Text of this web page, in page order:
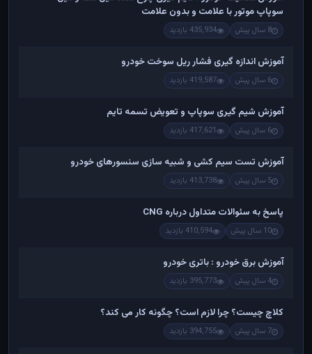
سوپاپ موتور با علامت و بدون علامت
8 سال پیش 435,934 بازدید
آموزش اندازه گیری فشار ریل سوخت خودرو
6 سال پیش 419,587 بازدید
آموزش شیم گیری سوپاپ و تعویض تسمه تایم
6 سال پیش 417,621 بازدید
آموزش تست سیم کشی و شبیه سازی سنسورهای خودرو
5 سال پیش 413,738 بازدید
پاسخ به سئوالات متداول درباره CNG
10 سال پیش 410,594 بازدید
آموزش برق خودرو : باتری خودرو
4 سال پیش 395,773 بازدید
کلاچ چیست؟ چرا لازم است؟ چگونه کار می کند؟
7 سال پیش 394,755 بازدید